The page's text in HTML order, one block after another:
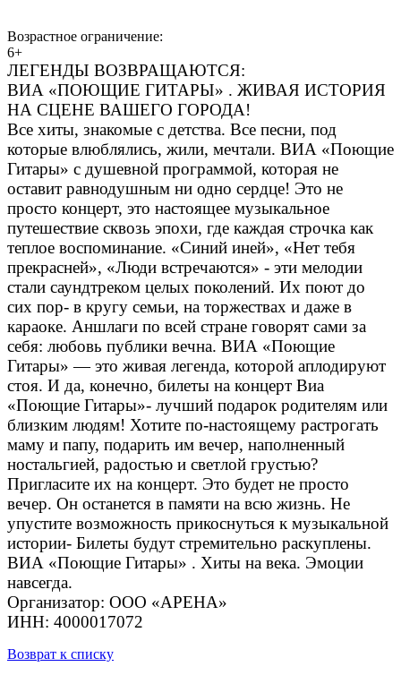
Возрастное ограничение:
6+
ЛЕГЕНДЫ ВОЗВРАЩАЮТСЯ:
ВИА «ПОЮЩИЕ ГИТАРЫ» . ЖИВАЯ ИСТОРИЯ
НА СЦЕНЕ ВАШЕГО ГОРОДА!
Все хиты, знакомые с детства. Все песни, под
которые влюблялись, жили, мечтали. ВИА «Поющие
Гитары» с душевной программой, которая не
оставит равнодушным ни одно сердце! Это не
просто концерт, это настоящее музыкальное
путешествие сквозь эпохи, где каждая строчка как
теплое воспоминание. «Синий иней», «Нет тебя
прекрасней», «Люди встречаются» - эти мелодии
стали саундтреком целых поколений. Их поют до
сих пор- в кругу семьи, на торжествах и даже в
караоке. Аншлаги по всей стране говорят сами за
себя: любовь публики вечна. ВИА «Поющие
Гитары» — это живая легенда, которой аплодируют
стоя. И да, конечно, билеты на концерт Виа
«Поющие Гитары»- лучший подарок родителям или
близким людям! Хотите по-настоящему растрогать
маму и папу, подарить им вечер, наполненный
ностальгией, радостью и светлой грустью?
Пригласите их на концерт. Это будет не просто
вечер. Он останется в памяти на всю жизнь. Не
упустите возможность прикоснуться к музыкальной
истории- Билеты будут стремительно раскуплены.
ВИА «Поющие Гитары» . Хиты на века. Эмоции
навсегда.
Организатор: ООО «АРЕНА»
ИНН: 4000017072
Возврат к списку